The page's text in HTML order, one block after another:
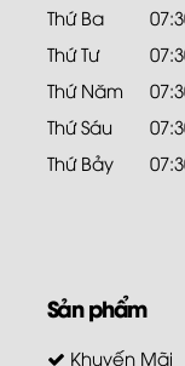
Thứ Ba
Thứ Tư
Thứ Năm
Thứ Sáu
Thứ Bảy
Sản phẩm
Khuyến Mãi